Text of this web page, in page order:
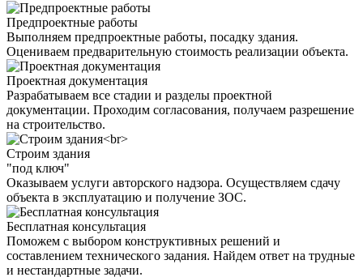
Предпроектные работы
Выполняем предпроектные работы, посадку здания.
Оцениваем предварительную стоимость реализации объекта.
Проектная документация
Разрабатываем все стадии и разделы проектной
документации. Проходим согласования, получаем разрешение
на строительство.
Строим здания
"под ключ"
Оказываем услуги авторского надзора. Осуществляем сдачу
объекта в эксплуатацию и получение ЗОС.
Бесплатная консультация
Поможем с выбором конструктивных решений и
составлением технического задания. Найдем ответ на трудные
и нестандартные задачи.